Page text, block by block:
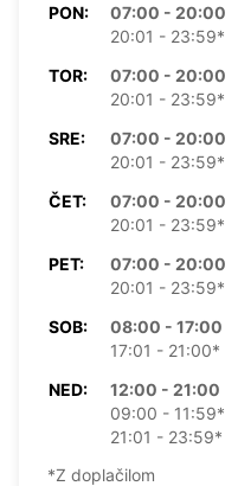
PON:
07:00 - 20:00
20:01 - 23:59*
TOR:
07:00 - 20:00
20:01 - 23:59*
SRE:
07:00 - 20:00
20:01 - 23:59*
ČET:
07:00 - 20:00
20:01 - 23:59*
PET:
07:00 - 20:00
20:01 - 23:59*
SOB:
08:00 - 17:00
17:01 - 21:00*
NED:
12:00 - 21:00
09:00 - 11:59*
21:01 - 23:59*
*Z doplačilom